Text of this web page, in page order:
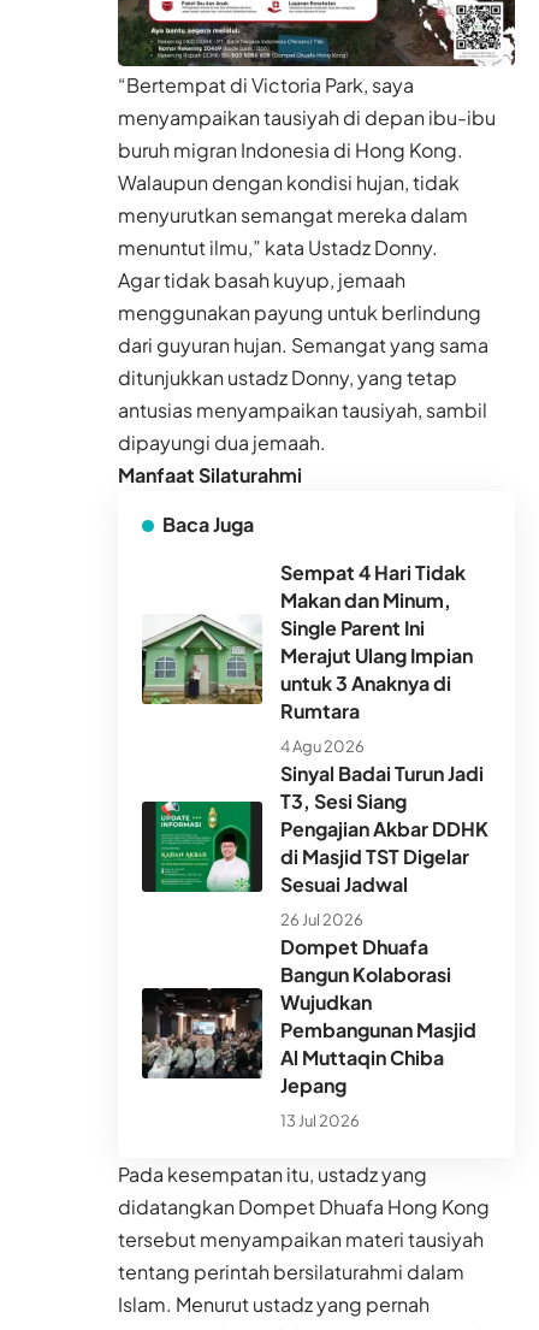
“Bertempat di Victoria Park, saya
menyampaikan tausiyah di depan ibu-ibu
buruh migran Indonesia di Hong Kong.
Walaupun dengan kondisi hujan, tidak
menyurutkan semangat mereka dalam
menuntut ilmu,” kata Ustadz Donny.
Agar tidak basah kuyup, jemaah
menggunakan payung untuk berlindung
dari guyuran hujan. Semangat yang sama
ditunjukkan ustadz Donny, yang tetap
antusias menyampaikan tausiyah, sambil
dipayungi dua jemaah.
Manfaat Silaturahmi
Baca Juga
Sempat 4 Hari Tidak
Makan dan Minum,
Single Parent Ini
Merajut Ulang Impian
untuk 3 Anaknya di
Rumtara
4 Agu 2026
Sinyal Badai Turun Jadi
T3, Sesi Siang
Pengajian Akbar DDHK
di Masjid TST Digelar
Sesuai Jadwal
26 Jul 2026
Dompet Dhuafa
Bangun Kolaborasi
Wujudkan
Pembangunan Masjid
Al Muttaqin Chiba
Jepang
13 Jul 2026
Pada kesempatan itu, ustadz yang
didatangkan Dompet Dhuafa Hong Kong
tersebut menyampaikan materi tausiyah
tentang perintah bersilaturahmi dalam
Islam. Menurut ustadz yang pernah